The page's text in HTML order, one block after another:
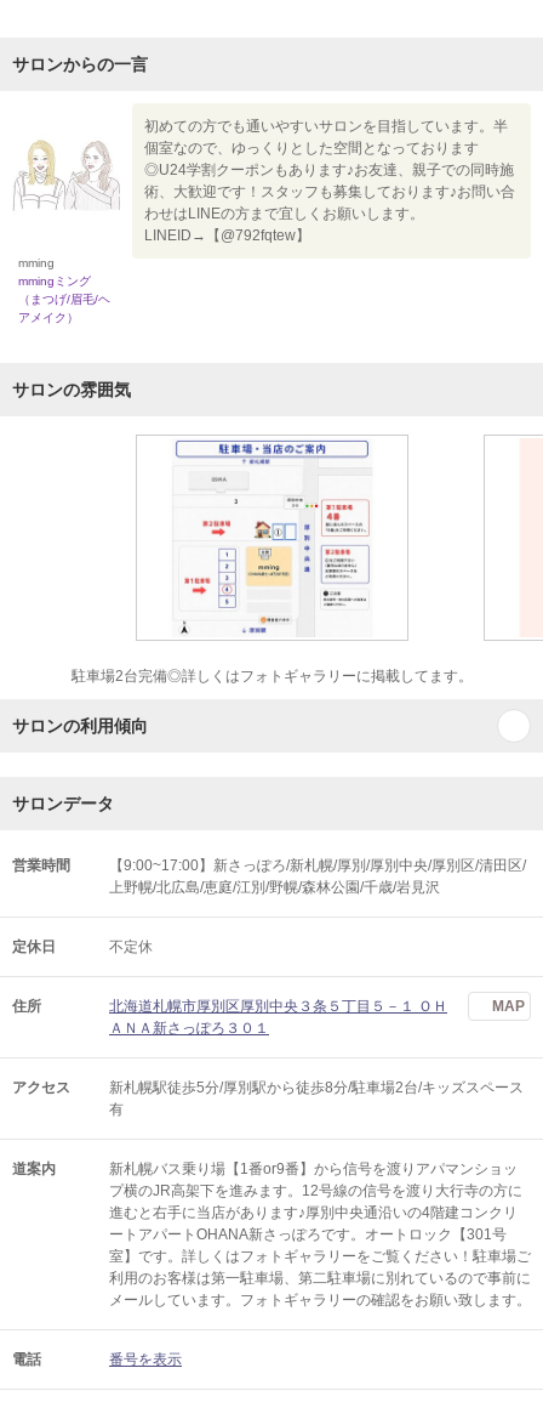
サロンからの一言
mming
mmingミング
（まつげ/眉毛/ヘ
アメイク）
初めての方でも通いやすいサロンを目指しています。半
個室なので、ゆっくりとした空間となっております
◎U24学割クーポンもあります♪お友達、親子での同時施
術、大歓迎です！スタッフも募集しております♪お問い合
わせはLINEの方まで宜しくお願いします。
LINEID→【@792fqtew】
サロンの雰囲気
駐車場2台完備◎詳しくはフォトギャラリーに掲載してます。
サロンの利用傾向
サロンデータ
営業時間
【9:00~17:00】新さっぽろ/新札幌/厚別/厚別中央/厚別区/清田区/
上野幌/北広島/恵庭/江別/野幌/森林公園/千歳/岩見沢
定休日 不定休
住所
北海道札幌市厚別区厚別中央３条５丁目５－１ ＯＨ
ＡＮＡ新さっぽろ３０１
MAP
アクセス
新札幌駅徒歩5分/厚別駅から徒歩8分/駐車場2台/キッズスペース
有
道案内
新札幌バス乗り場【1番or9番】から信号を渡りアパマンショッ
プ横のJR高架下を進みます。12号線の信号を渡り大行寺の方に
進むと右手に当店があります♪厚別中央通沿いの4階建コンクリ
ートアパートOHANA新さっぽろです。オートロック【301号
室】です。詳しくはフォトギャラリーをご覧ください！駐車場ご
利用のお客様は第一駐車場、第二駐車場に別れているので事前に
メールしています。フォトギャラリーの確認をお願い致します。
電話 番号を表示